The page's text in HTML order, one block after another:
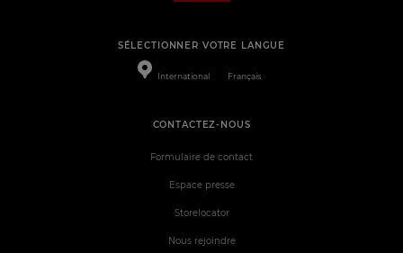
SÉLECTIONNER VOTRE LANGUE
International Français
CONTACTEZ-NOUS
Formulaire de contact
Espace presse
Storelocator
Nous rejoindre